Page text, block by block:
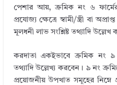
পেশার আয়, ক্রমিক নং ৬
প্রযোজ্য ক্ষেত্রে স্বামী/স্ত্রী বা
মূলধনী লাভ সংশ্লিষ্ট তথ্যাদি উল্লেখ
করদাতা একইভাবে ক্রমিক নং ৯
তথ্যাদি উল্লেখ্য করবেন। ৯ নং
প্রয়োজনীয় উপখাত সমূহের নিম্নে